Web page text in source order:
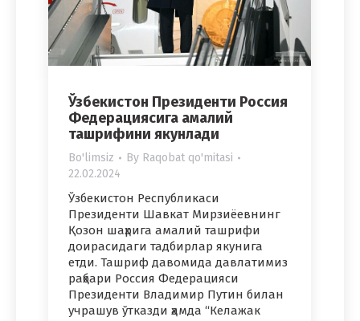
Ўзбекистон Президенти Россия
Федерациясига амалий
ташрифини якунлади
Bo'limsiz By Raqobat qo'mitasi
22.02.2024
Ўзбекистон Республикаси
Президенти Шавкат Мирзиёевнинг
Қозон шаҳрига амалий ташрифи
доирасидаги тадбирлар якунига
етди. Ташриф давомида давлатимиз
раҳбари Россия Федерацияси
Президенти Владимир Путин билан
учрашув ўтказди ҳамда “Келажак